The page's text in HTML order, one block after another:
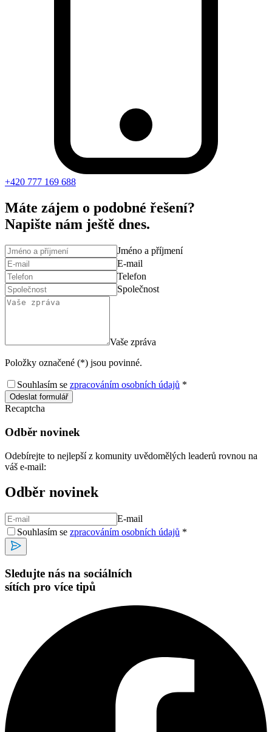
+420 777 169 688
Máte zájem o podobné řešení?
Napište nám ještě dnes.
Jméno a příjmení
E-mail
Telefon
Společnost
Vaše zpráva
Položky označené (*) jsou povinné.
Souhlasím se zpracováním osobních údajů *
Odeslat formulář
Recaptcha
Odběr novinek
Odebírejte to nejlepší z komunity uvědomělých leaderů rovnou na
váš e-mail:
Odběr novinek
E-mail
Souhlasím se zpracováním osobních údajů *
Sledujte nás na sociálních
sítích pro více tipů